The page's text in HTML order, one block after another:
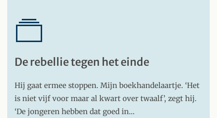
De rebellie tegen het einde
Hij gaat ermee stoppen. Mijn boekhandelaartje. ‘Het
is niet vijf voor maar al kwart over twaalf’, zegt hij.
‘De jongeren hebben dat goed in…